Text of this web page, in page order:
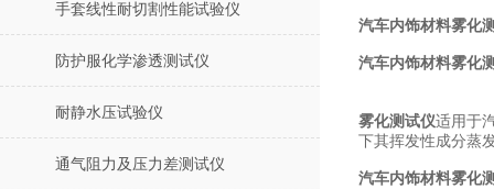
手套线性耐切割性能试验仪
防护服化学渗透测试仪
耐静水压试验仪
通气阻力及压力差测试仪
汽车内饰材料雾化
汽车内饰材料雾化
雾化测试仪适用于
下其挥发性成分蒸
汽车内饰材料雾化